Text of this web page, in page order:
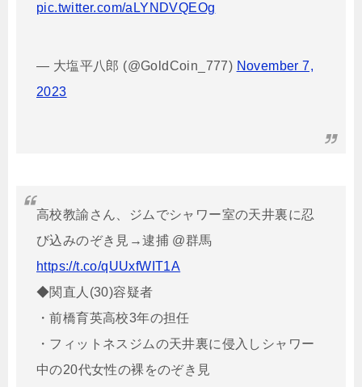
pic.twitter.com/aLYNDVQEOg
— 大塩平八郎 (@GoldCoin_777) November 7,
2023
高校教諭さん、ジムでシャワー室の天井裏に忍
び込みのぞき見→逮捕 @群馬
https://t.co/qUUxfWIT1A
◆関直人(30)容疑者
・前橋育英高校3年の担任
・フィットネスジムの天井裏に侵入しシャワー
中の20代女性の裸をのぞき見